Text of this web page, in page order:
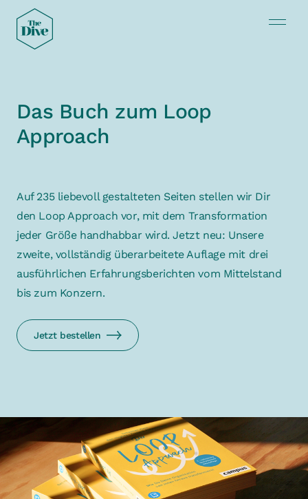
Das Buch zum Loop
Approach
Auf 235 liebevoll gestalteten Seiten stellen wir Dir
den Loop Approach vor, mit dem Transformation
jeder Größe handhabbar wird. Jetzt neu: Unsere
zweite, vollständig überarbeitete Auflage mit drei
ausführlichen Erfahrungsberichten vom Mittelstand
bis zum Konzern.
Jetzt bestellen